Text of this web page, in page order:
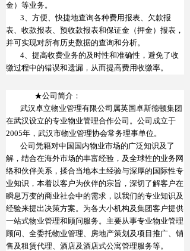
金）等业务。
3、方便、快捷地查询各种费用报表、欠款报
表、收款报表、预收款报表和保证金（押金）报表，
并可实现对所有历史数据的查询和分析。
4、提高收费业务的及时性和准确性，避免了收
缴过程中的错误和遗漏，从而提高费用收缴率。
★公司简介：
武汉卓立物业管理有限公司属英国卓斯德顿集团
在武汉设立的专业物业管理合作公司。公司成立于
2005年，武汉市物业管理协会常务理事单位。
公司凭籍对中国国内物业市场的广泛知识及了
解，结合在海外市场的丰富经验，及全球性的业务网
络和伙伴关系，揉合当地本土经验与深厚的国际性专
业知识，本着以客户为伙伴的宗旨，深切了解客户在
瞬息万变的商业社会中的需求，以我们的专业知识及
经验来提出决策方案。为各大小机构及集团客户提供
一站式物业管理和顾问服务。主要从事专业物业管理
顾问、全委托物业管理、房地产策划及项目推广、销
售及租赁代理、酒店及酒店式公寓管理服务等。